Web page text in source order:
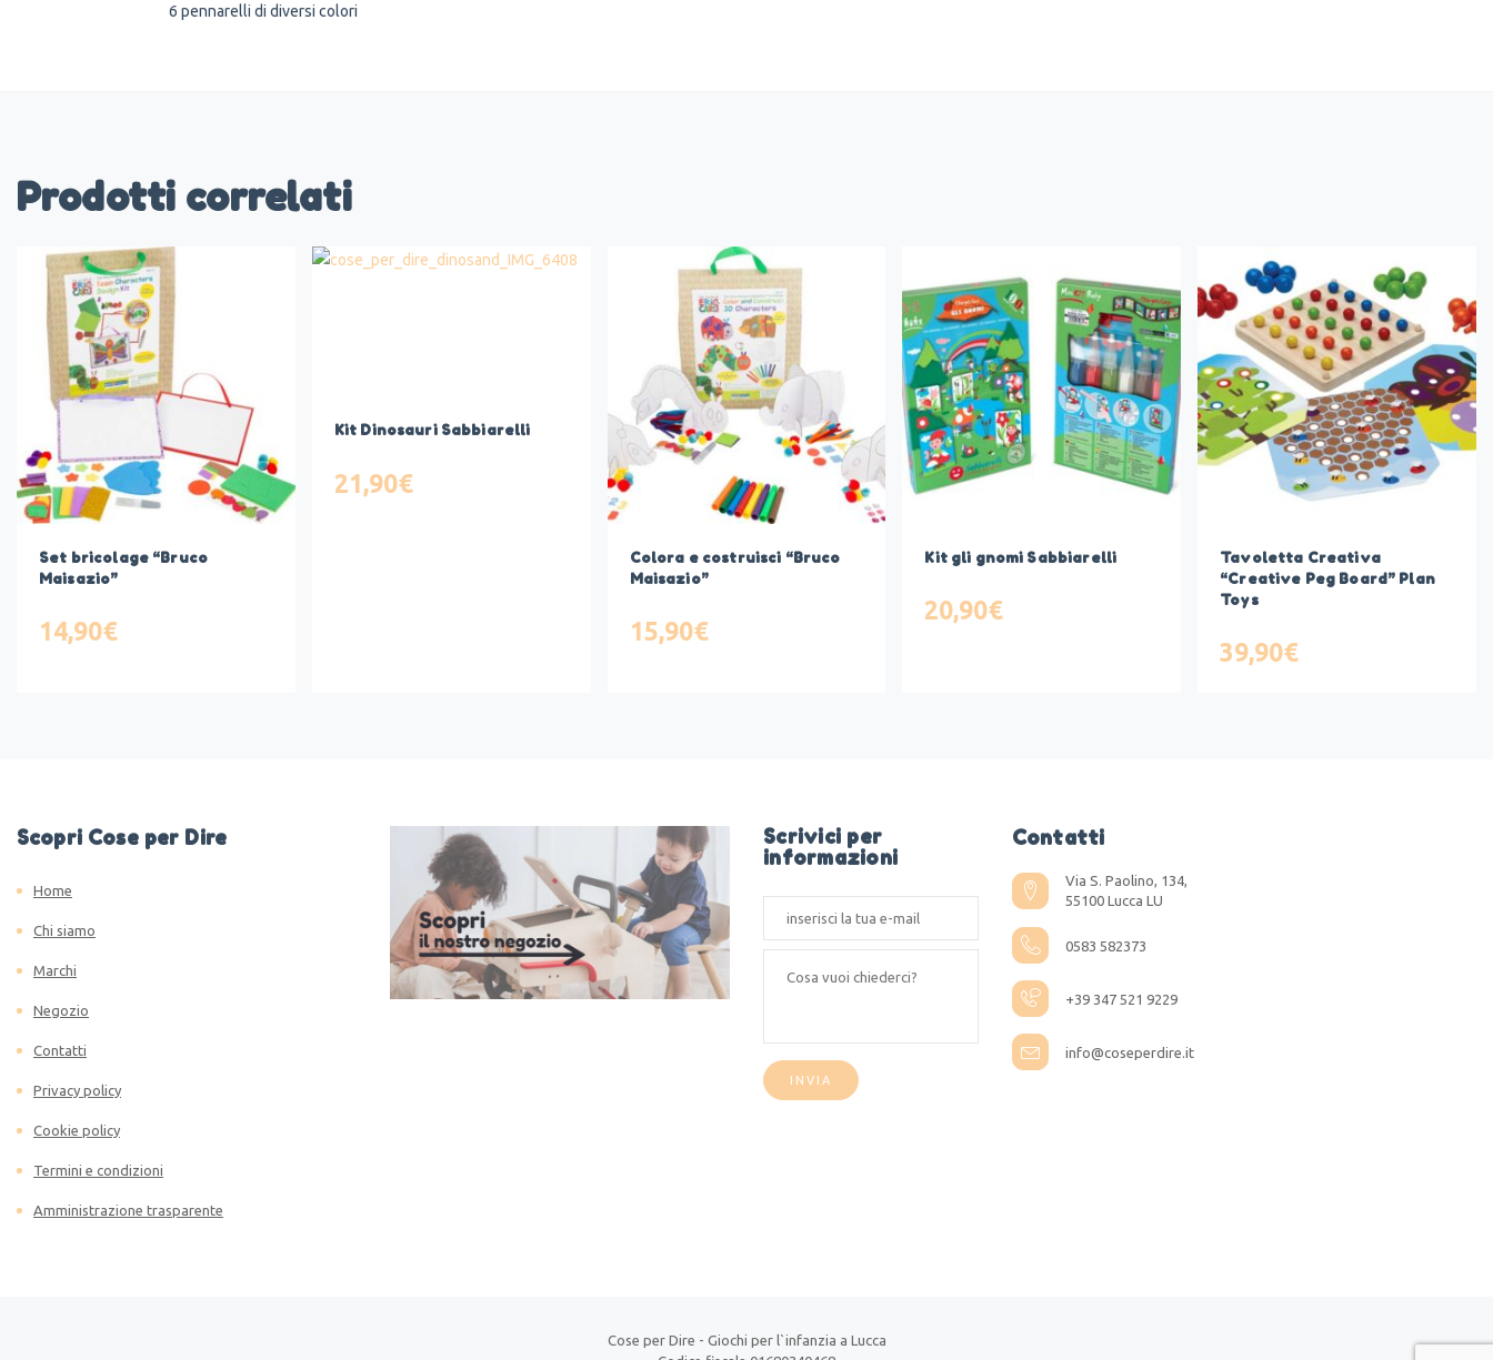
6 pennarelli di diversi colori
Prodotti correlati
Set bricolage “Bruco
Maisazio”
14,90€
Kit Dinosauri Sabbiarelli
21,90€
Colora e costruisci “Bruco
Maisazio”
15,90€
Kit gli gnomi Sabbiarelli
20,90€
Tavoletta Creativa
“Creative Peg Board” Plan
Toys
39,90€
Scopri Cose per Dire
Home
Chi siamo
Marchi
Negozio
Contatti
Privacy policy
Cookie policy
Termini e condizioni
Amministrazione trasparente
Scrivici per
informazioni
INVIA
Contatti
Via S. Paolino, 134,
55100 Lucca LU
0583 582373
+39 347 521 9229
info@coseperdire.it
Cose per Dire - Giochi per l`infanzia a Lucca